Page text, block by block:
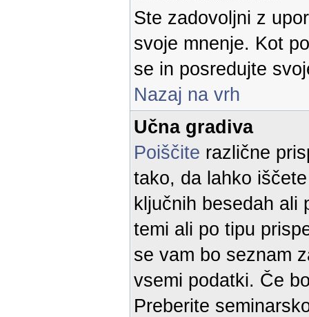
Ste zadovoljni z
svoje mnenje. Kot
se in posredujte
Nazaj na vrh
Učna gradiva
Poiščite različne
tako, da lahko
ključnih besedah ali
temi ali po tipu
se vam bo seznam
vsemi podatki. Če
Preberite